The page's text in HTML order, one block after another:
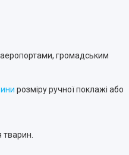
аеропортами, громадським
розміру ручної поклажі або